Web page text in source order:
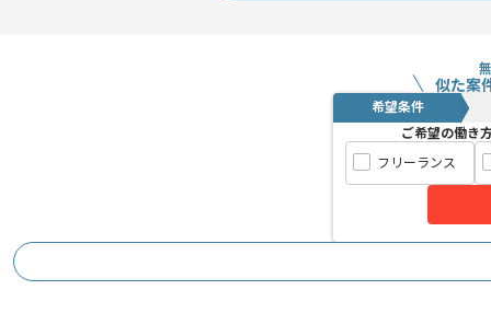
似た案
希望条件
ご希望の働き
フリーランス